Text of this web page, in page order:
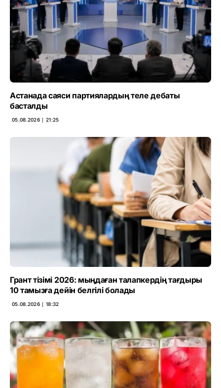
Астанада саяси партиялардың теле дебаты
басталды
05.08.2026 ∣ 21:25
Грант тізімі 2026: мыңдаған талапкердің тағдыры
10 тамызға дейін белгілі болады
05.08.2026 ∣ 18:32